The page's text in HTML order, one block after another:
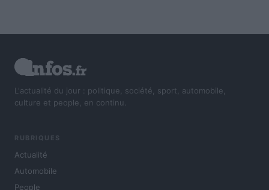
L'actualité du jour : politique, société, sport, automobile,
culture et people, en continu.
RUBRIQUES
Actualité
Automobile
People